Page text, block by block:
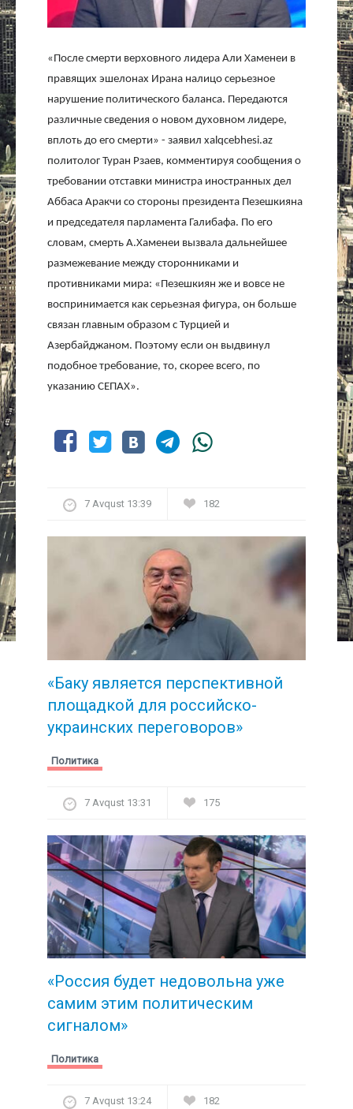
Актуально
«После смерти верховного лидера Али Хаменеи в
правящих эшелонах Ирана налицо серьезное
нарушение политического баланса. Передаются
различные сведения о новом духовном лидере,
вплоть до его смерти» - заявил xalqcebhesi.az
политолог Туран Рзаев, комментируя сообщения о
требовании отставки министра иностранных дел
Аббаса Аракчи со стороны президента Пезешкияна
и председателя парламента Галибафа. По его
словам, смерть А.Хаменеи вызвала дальнейшее
размежевание между сторонниками и
противниками мира: «Пезешкиян же и вовсе не
воспринимается как серьезная фигура, он больше
связан главным образом с Турцией и
Азербайджаном. Поэтому если он выдвинул
подобное требование, то, скорее всего, по
указанию СЕПАХ».
7 Avqust 13:39 182
«Баку является перспективной
площадкой для российско-
украинских переговоров»
Политика
7 Avqust 13:31 175
«Россия будет недовольна уже
самим этим политическим
сигналом»
Политика
7 Avqust 13:24 182